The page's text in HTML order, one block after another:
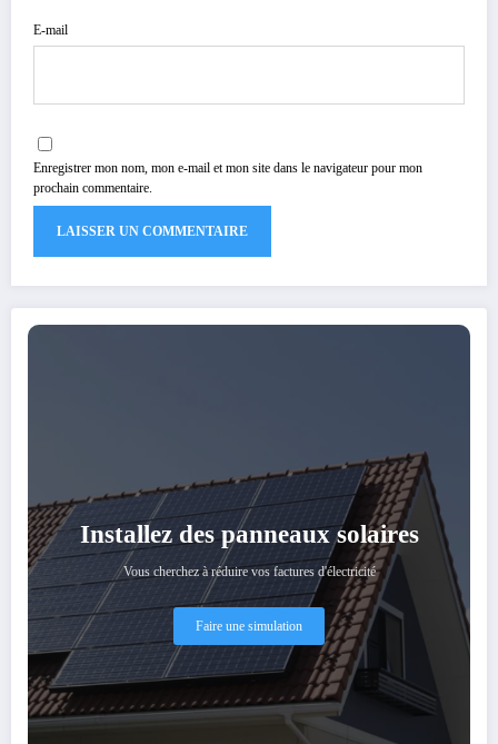
E-mail
Enregistrer mon nom, mon e-mail et mon site dans le navigateur pour mon
prochain commentaire.
Installez des panneaux solaires
Vous cherchez à réduire vos factures d'électricité
Faire une simulation